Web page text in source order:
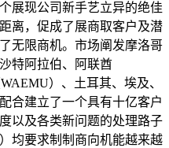
展现公司新手艺立异的绝佳
离，促成了展商取客户及潜
无限商机。市场阐发摩洛哥
特阿拉伯、阿联酋
）、土耳其、埃及、
合建立了一个具有十亿客户
以及各类新问题的处理路子
均要求制制商向机能越来越